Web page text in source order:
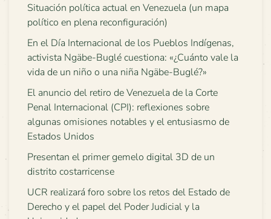
Situación política actual en Venezuela (un mapa
político en plena reconfiguración)
En el Día Internacional de los Pueblos Indígenas,
activista Ngäbe-Buglé cuestiona: «¿Cuánto vale la
vida de un niño o una niña Ngäbe-Buglé?»
El anuncio del retiro de Venezuela de la Corte
Penal Internacional (CPI): reflexiones sobre
algunas omisiones notables y el entusiasmo de
Estados Unidos
Presentan el primer gemelo digital 3D de un
distrito costarricense
UCR realizará foro sobre los retos del Estado de
Derecho y el papel del Poder Judicial y la